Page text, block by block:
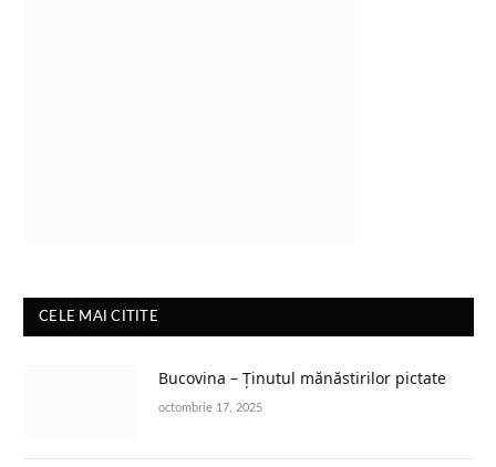
CELE MAI CITITE
Bucovina – Ținutul mănăstirilor pictate
octombrie 17, 2025